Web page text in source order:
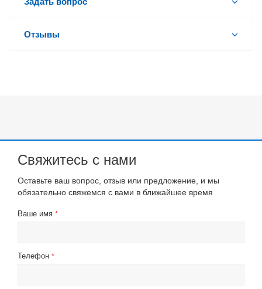
Отзывы
Свяжитесь с нами
Оставьте ваш вопрос, отзыв или предложение, и мы
обязательно свяжемся с вами в ближайшее время
Ваше имя *
Телефон *